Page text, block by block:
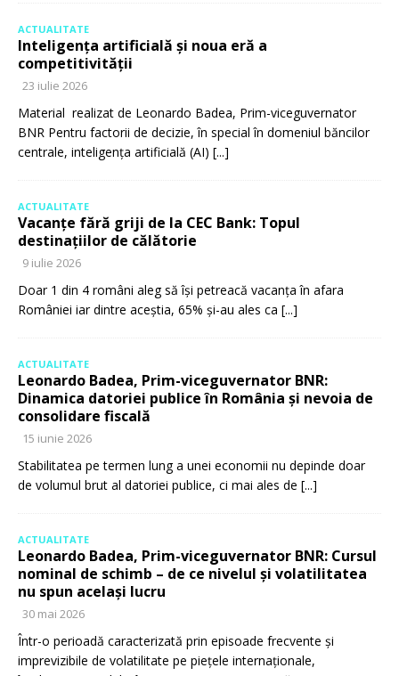
ACTUALITATE
Inteligența artificială și noua eră a
competitivității
23 iulie 2026
Material realizat de Leonardo Badea, Prim-viceguvernator
BNR Pentru factorii de decizie, în special în domeniul băncilor
centrale, inteligența artificială (AI) [...]
ACTUALITATE
Vacanțe fără griji de la CEC Bank: Topul
destinațiilor de călătorie
9 iulie 2026
Doar 1 din 4 români aleg să își petreacă vacanța în afara
României iar dintre aceștia, 65% și-au ales ca [...]
ACTUALITATE
Leonardo Badea, Prim-viceguvernator BNR:
Dinamica datoriei publice în România și nevoia de
consolidare fiscală
15 iunie 2026
Stabilitatea pe termen lung a unei economii nu depinde doar
de volumul brut al datoriei publice, ci mai ales de [...]
ACTUALITATE
Leonardo Badea, Prim-viceguvernator BNR: Cursul
nominal de schimb – de ce nivelul și volatilitatea
nu spun același lucru
30 mai 2026
Într-o perioadă caracterizată prin episoade frecvente și
imprevizibile de volatilitate pe piețele internaționale,